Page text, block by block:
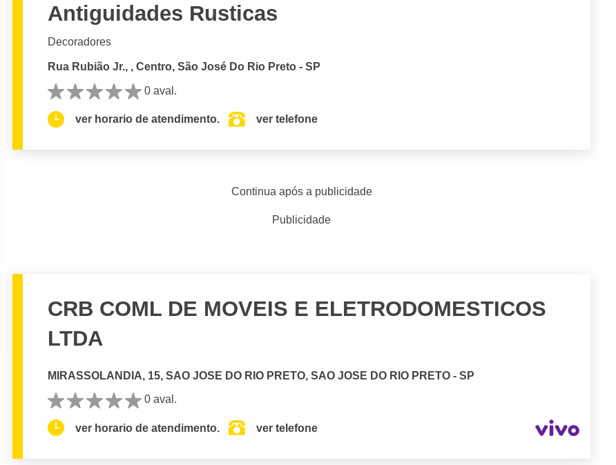
Antiguidades Rusticas
Decoradores
Rua Rubião Jr., , Centro, São José Do Rio Preto - SP
0 aval.
ver horario de atendimento. ver telefone
Continua após a publicidade
Publicidade
CRB COML DE MOVEIS E ELETRODOMESTICOS
LTDA
MIRASSOLANDIA, 15, SAO JOSE DO RIO PRETO, SAO JOSE DO RIO PRETO - SP
0 aval.
ver horario de atendimento. ver telefone